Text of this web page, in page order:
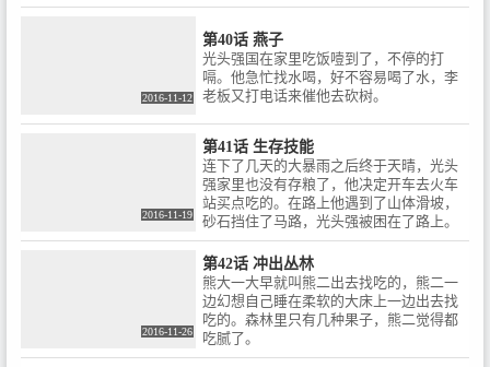
2016-11-12
第40话 燕子
光头强国在家里吃饭噎到了，不停的打
嗝。他急忙找水喝，好不容易喝了水，李
老板又打电话来催他去砍树。
2016-11-19
第41话 生存技能
连下了几天的大暴雨之后终于天晴，光头
强家里也没有存粮了，他决定开车去火车
站买点吃的。在路上他遇到了山体滑坡，
砂石挡住了马路，光头强被困在了路上。
2016-11-26
第42话 冲出丛林
熊大一大早就叫熊二出去找吃的，熊二一
边幻想自己睡在柔软的大床上一边出去找
吃的。森林里只有几种果子，熊二觉得都
吃腻了。